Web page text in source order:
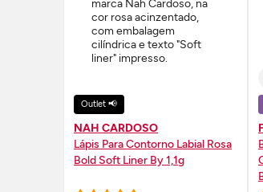
Outlet 📢
NAH CARDOSO
Lápis Para Contorno Labial Rosa
Bold Soft Liner By 1,1g